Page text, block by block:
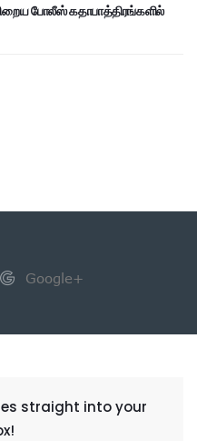
போலீஸ் கதாபாத்திரங்களில்
Google+
straight into your